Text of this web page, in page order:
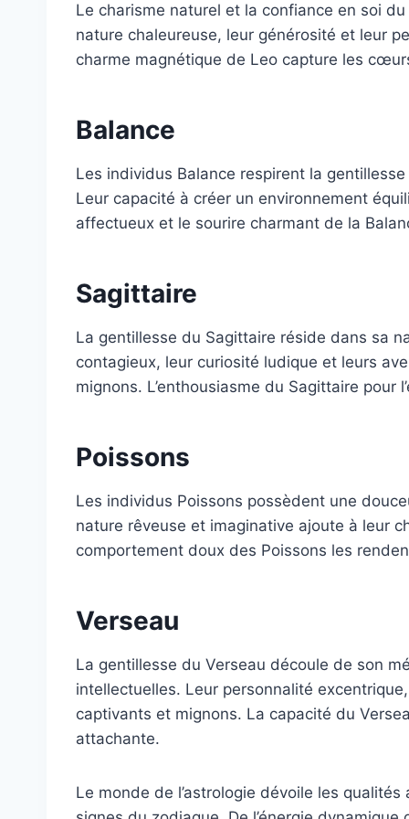
Le charisme naturel et la confiance en soi
nature chaleureuse, leur générosité et leur
charme magnétique de Leo capture les
Balance
Les individus Balance respirent la
Leur capacité à créer un environnement
affectueux et le sourire charmant de la
Sagittaire
La gentillesse du Sagittaire réside dans sa
contagieux, leur curiosité ludique et leurs
mignons. L’enthousiasme du Sagittaire
Poissons
Les individus Poissons possèdent une
nature rêveuse et imaginative ajoute à leur
comportement doux des Poissons les
Verseau
La gentillesse du Verseau découle de son
intellectuelles. Leur personnalité
captivants et mignons. La capacité du
attachante.
Le monde de l’astrologie dévoile les